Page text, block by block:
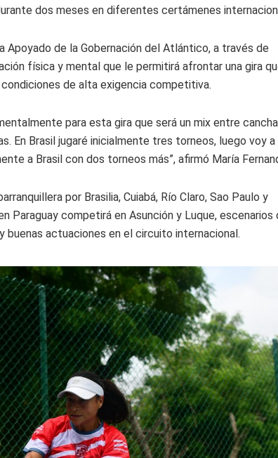
dos meses en diferentes certámenes
de la Gobernación del Atlántico, a través de
física y mental que le permitirá afrontar una gira
de alta exigencia competitiva.
para esta gira que será un mix entre
En Brasil jugaré inicialmente tres torneos, luego voy a
a Brasil con dos torneos más”, afirmó María
por Brasilia, Cuiabá, Río Claro, Sao Paulo y
Paraguay competirá en Asunción y Luque, escenarios
buenas actuaciones en el circuito internacional.